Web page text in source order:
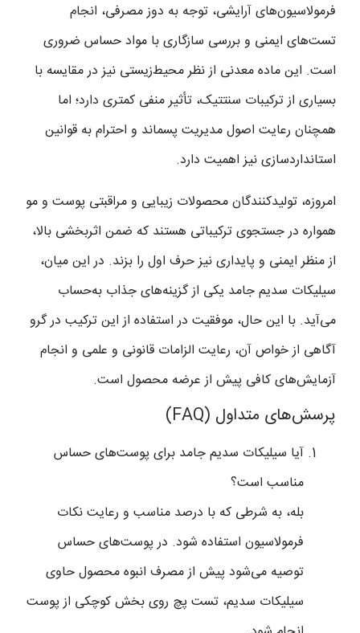
فرمولاسیون‌های آرایشی، توجه به دوز مصرفی، انجام
تست‌های ایمنی و بررسی سازگاری با مواد حساس ضروری
است. این ماده معدنی از نظر محیط‌زیستی نیز در مقایسه با
بسیاری از ترکیبات سنتتیک، تأثیر منفی کمتری دارد؛ اما
همچنان رعایت اصول مدیریت پسماند و احترام به قوانین
استانداردسازی نیز اهمیت دارد.
امروزه، تولیدکنندگان محصولات زیبایی و مراقبتی پوست و مو
همواره در جستجوی ترکیباتی هستند که ضمن اثربخشی بالا،
از منظر ایمنی و پایداری نیز حرف اول را بزند. در این میان،
سیلیکات سدیم جامد یکی از گزینه‌های جذاب به‌حساب
می‌آید. با این حال، موفقیت در استفاده از این ترکیب در گرو
آگاهی از خواص آن، رعایت الزامات قانونی و علمی و انجام
آزمایش‌های کافی پیش از عرضه محصول است.
پرسش‌های متداول (FAQ)
آیا سیلیکات سدیم جامد برای پوست‌های حساس
مناسب است؟
بله، به شرطی که با درصد مناسب و رعایت نکات
فرمولاسیون استفاده شود. در پوست‌های حساس
توصیه می‌شود پیش از مصرف انبوه محصول حاوی
سیلیکات سدیم، تست پچ روی بخش کوچکی از پوست